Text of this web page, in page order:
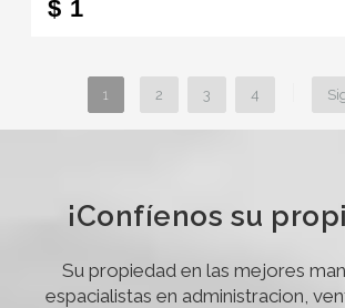
$ 1
1 2 3 4
¡Confíenos su
Su propiedad en las mejores
espacialistas en administracion,